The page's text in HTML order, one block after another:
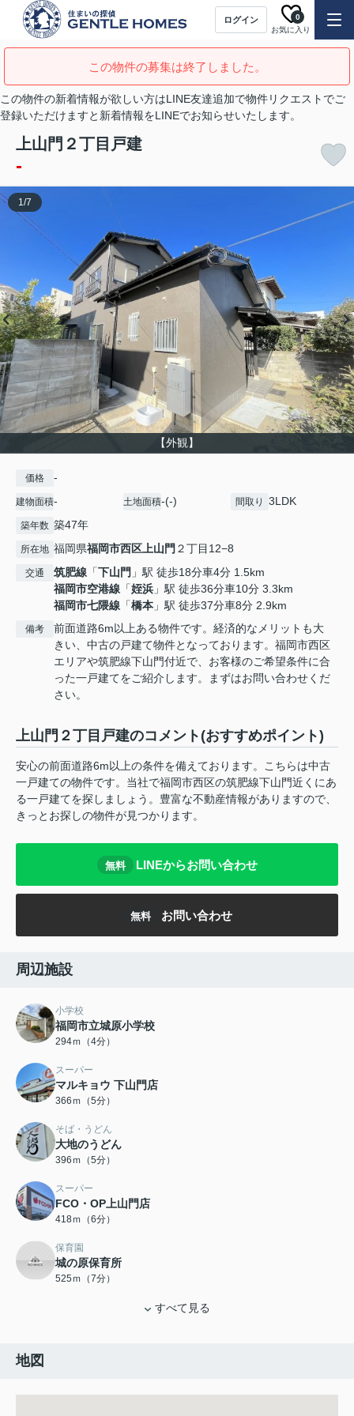
ログイン
お気に入り
0
この物件の募集は終了しました。
この物件の新着情報が欲しい方はLINE友達追加で物件リクエストでご
登録いただけますと新着情報をLINEでお知らせいたします。
上山門２丁目戸建
-
【外観】
1/7
価格 -
建物面積- 土地面積-(-) 間取り 3LDK
築年数 築47年
所在地 福岡県福岡市西区上山門 ２丁目12−8
交通 筑肥線 「下山門 」駅 徒歩18分車4分 1.5km
福岡市空港線 「姪浜 」駅 徒歩36分車10分 3.3km
福岡市七隈線 「橋本 」駅 徒歩37分車8分 2.9km
備考
前面道路6m以上ある物件です。経済的なメリットも大
きい、中古の戸建て物件となっております。福岡市西区
エリアや筑肥線下山門付近で、お客様のご希望条件に合
った一戸建てをご紹介します。まずはお問い合わせくだ
さい。
上山門２丁目戸建のコメント(おすすめポイント)
安心の前面道路6m以上の条件を備えております。こちらは中古
一戸建ての物件です。当社で福岡市西区の筑肥線下山門近くにあ
る一戸建てを探しましょう。豊富な不動産情報がありますので、
きっとお探しの物件が見つかります。
無料 LINEからお問い合わせ
無料 お問い合わせ
周辺施設
小学校
福岡市立城原小学校
294ｍ（4分）
スーパー
マルキョウ 下山門店
366ｍ（5分）
そば・うどん
大地のうどん
396ｍ（5分）
スーパー
FCO・OP上山門店
418ｍ（6分）
保育園
城の原保育所
525ｍ（7分）
すべて見る
地図